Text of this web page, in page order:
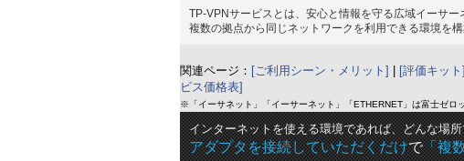
TP-VPNサービスとは、安心と情報を守る広域イーサー
複数の拠点から同じネットワークを利用できる環境を構
関連ページ： [ご利用シーン・メリット] [評価キット]
ビス価格表]
※「イーサネット」「イーサーネット」「ETHERNET」は富士ゼロ
インターネットを使える環境であれば、どんな場
アダプタを接続していただくだけで「複